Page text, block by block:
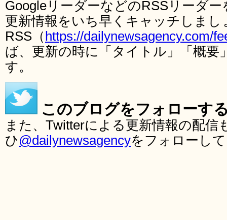
GoogleリーダーなどのRSSリーダ
更新情報をいち早くキャッチしま
RSS（ https://dailynewsagency.com/
ば、更新の時に「タイトル」「概要
す。
このブログをフォローす
また、Twitterによる更新情報の配
ひ@dailynewsagencyをフォローし